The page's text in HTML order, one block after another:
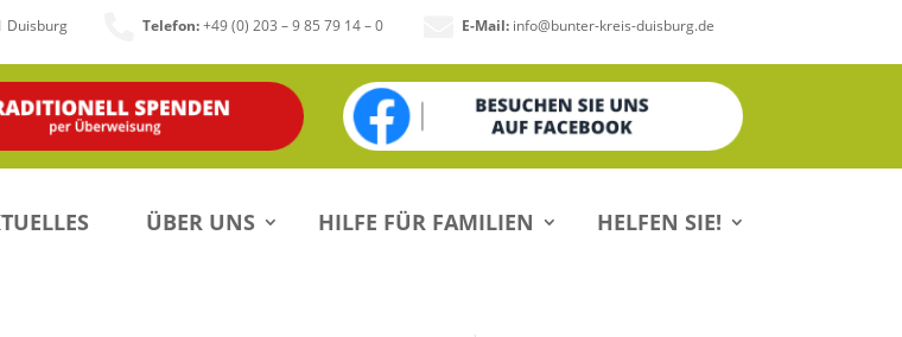
Duisburg Telefon:+49 (0) 203 – 9 85 79 14 – 0 E-Mail: info@bunter-kreis-duisburg.de
ÜBER UNS HILFE FÜR FAMILIEN HELFEN SIE!